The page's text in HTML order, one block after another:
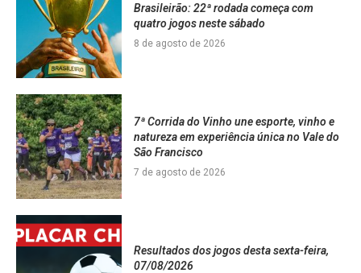
Brasileirão: 22ª rodada começa com
quatro jogos neste sábado
8 de agosto de 2026
7ª Corrida do Vinho une esporte, vinho e
natureza em experiência única no Vale do
São Francisco
7 de agosto de 2026
Resultados dos jogos desta sexta-feira,
07/08/2026